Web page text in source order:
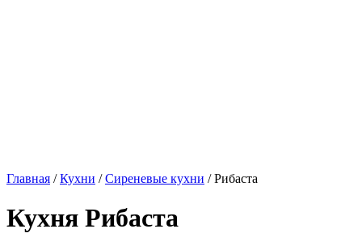
Главная /Кухни /Сиреневые кухни / Рибаста
Кухня Рибаста